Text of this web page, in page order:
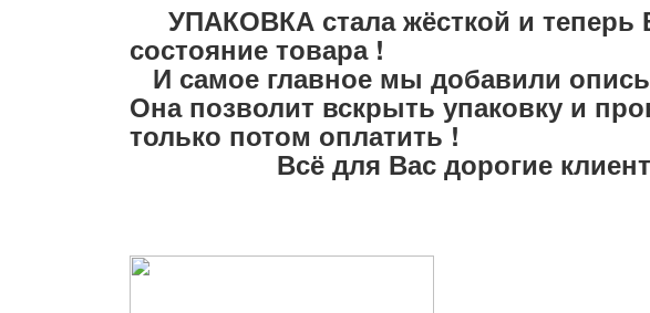
УПАКОВКА стала жёсткой и теперь
состояние товара !
И самое главное мы добавили
Она позволит вскрыть упаковку и
только потом оплатить !
Всё для Вас дорогие